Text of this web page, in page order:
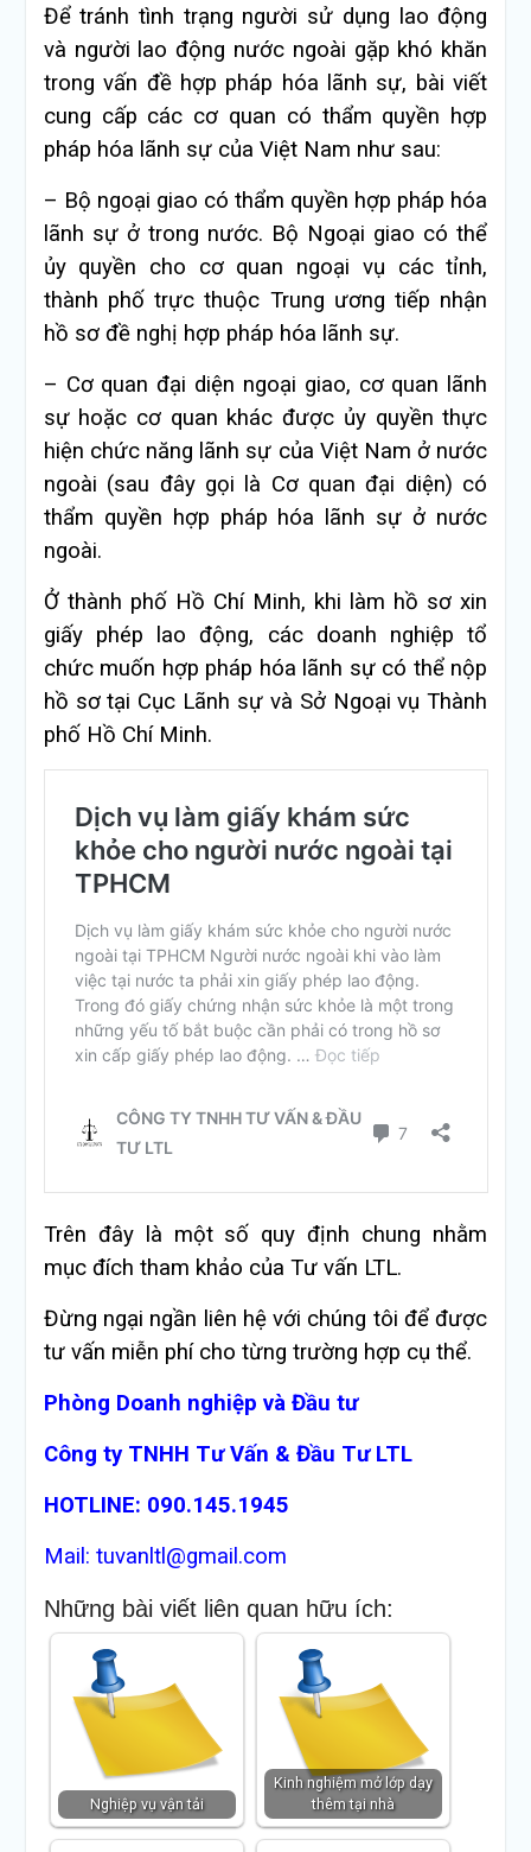
Để tránh tình trạng người sử dụng lao động
và người lao động nước ngoài gặp khó khăn
trong vấn đề hợp pháp hóa lãnh sự, bài viết
cung cấp các cơ quan có thẩm quyền hợp
pháp hóa lãnh sự của Việt Nam như sau:
– Bộ ngoại giao có thẩm quyền hợp pháp hóa
lãnh sự ở trong nước. Bộ Ngoại giao có thể
ủy quyền cho cơ quan ngoại vụ các tỉnh,
thành phố trực thuộc Trung ương tiếp nhận
hồ sơ đề nghị hợp pháp hóa lãnh sự.
– Cơ quan đại diện ngoại giao, cơ quan lãnh
sự hoặc cơ quan khác được ủy quyền thực
hiện chức năng lãnh sự của Việt Nam ở nước
ngoài (sau đây gọi là Cơ quan đại diện) có
thẩm quyền hợp pháp hóa lãnh sự ở nước
ngoài.
Ở thành phố Hồ Chí Minh, khi làm hồ sơ xin
giấy phép lao động, các doanh nghiệp tổ
chức muốn hợp pháp hóa lãnh sự có thể nộp
hồ sơ tại Cục Lãnh sự và Sở Ngoại vụ Thành
phố Hồ Chí Minh.
Trên đây là một số quy định chung nhằm
mục đích tham khảo của Tư vấn LTL.
Đừng ngại ngần liên hệ với chúng tôi để được
tư vấn miễn phí cho từng trường hợp cụ thể.
Phòng Doanh nghiệp và Đầu tư
Công ty TNHH Tư Vấn & Đầu Tư LTL
HOTLINE: 090.145.1945
Mail: tuvanltl@gmail.com
Những bài viết liên quan hữu ích:
Nghiệp vụ vận tải
Kinh nghiệm mở lớp dạy
thêm tại nhà